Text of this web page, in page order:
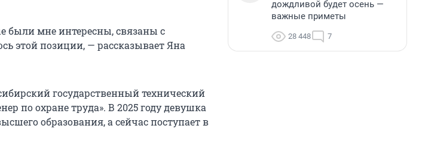
были мне интересны, связаны с
этой позиции, — рассказывает Яна
государственный технический
по охране труда». В 2025 году девушка
образования, а сейчас поступает в
дождливой будет осень —
важные приметы
28 448 7